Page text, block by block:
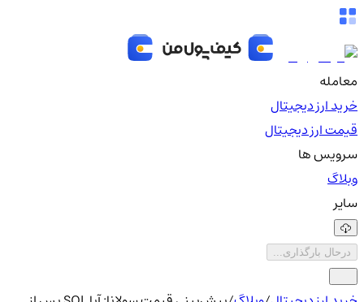
معامله
خرید ارز دیجیتال
قیمت ارز دیجیتال
سرویس ها
وبلاگ
سایر
درحال بارگذاری...